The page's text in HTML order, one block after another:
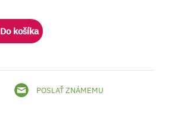
Do košíka
POSLAŤ ZNÁMEMU